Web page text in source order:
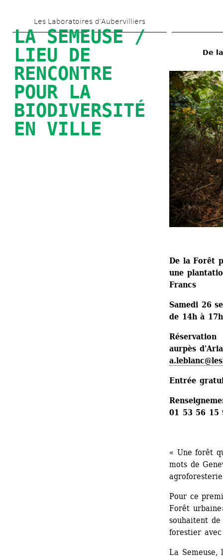
to
main
content
Les Laboratoires d’Aubervilliers
LA SEMEUSE /
LIEU DE
RENCONTRE
POUR LA
BIODIVERSITÉ
EN VILLE
De
De la Forêt
une
Francs
Samedi 26
de 14h à 17h
Réservation
aurpès
Entrée
01 53 56 15
« Une forêt
mots de
Pour ce
Forêt
souhaitent
forestier avec
La